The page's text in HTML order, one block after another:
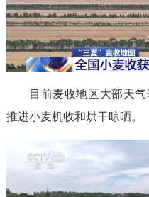
目前麦收地区大部天
推进小麦机收和烘干晾晒。